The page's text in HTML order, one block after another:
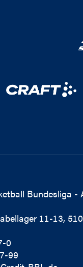
Bundesliga -
11-13,
0
99